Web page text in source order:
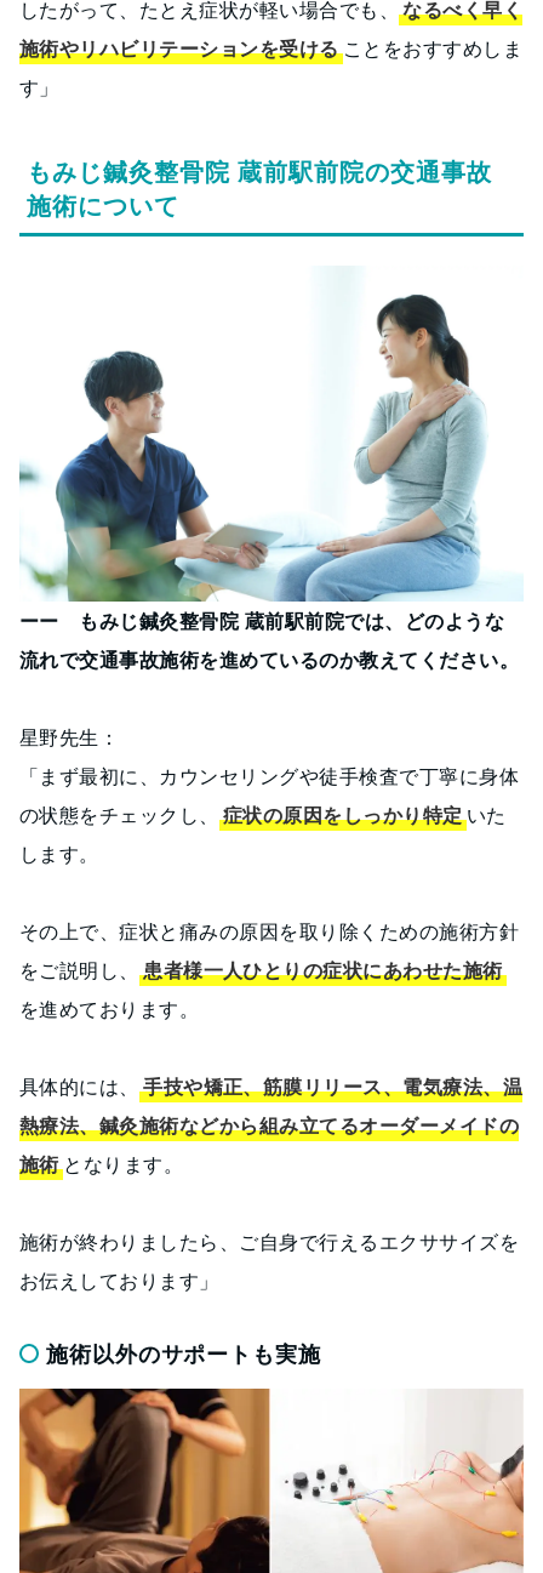
したがって、たとえ症状が軽い場合でも、なるべく早く
施術やリハビリテーションを受けることをおすすめしま
す」
もみじ鍼灸整骨院 蔵前駅前院の交通事故
施術について
ーー もみじ鍼灸整骨院 蔵前駅前院では、どのような
流れで交通事故施術を進めているのか教えてください。
星野先生：
「まず最初に、カウンセリングや徒手検査で丁寧に身体
の状態をチェックし、
症状の原因をしっかり特定いた
します。
その上で、症状と痛みの原因を取り除くための施術方針
をご説明し、
患者様一人ひとりの症状にあわせた施術
を進めております。
具体的には、
手技や矯正、筋膜リリース、電気療法、温
熱療法、鍼灸施術などから組み立てるオーダーメイドの
施術 となります。
施術が終わりましたら、ご自身で行えるエクササイズを
お伝えしております」
施術以外のサポートも実施